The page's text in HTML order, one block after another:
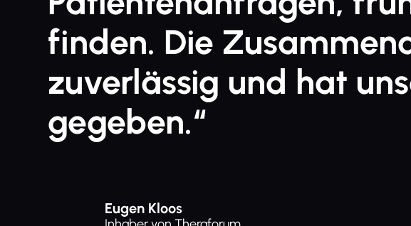
finden. Die
zuverlässig und hat
gegeben.“
Eugen Kloos